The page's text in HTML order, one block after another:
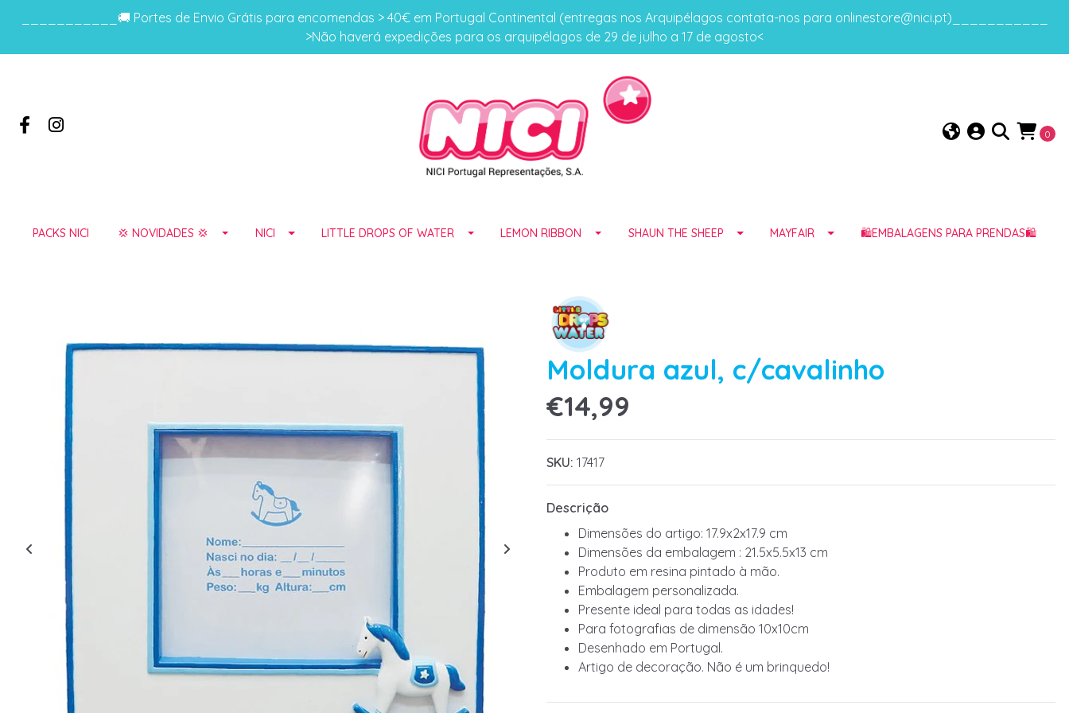
___________🚚 Portes de Envio Grátis para encomendas > 40€ em Portugal Continental (entregas nos Arquipélagos contata-nos para onlinestore@nici.pt)___________
>Não haverá expedições para os arquipélagos de 29 de julho a 17 de agosto<
0
PACKS NICI 💢 NOVIDADES 💢 NICI LITTLE DROPS OF WATER LEMON RIBBON SHAUN THE SHEEP MAYFAIR 🛍️EMBALAGENS PARA PRENDAS🛍️
Moldura azul, c/cavalinho
€14,99
SKU: 17417
Descrição
Dimensões do artigo: 17.9x2x17.9 cm
Dimensões da embalagem : 21.5x5.5x13 cm
Produto em resina pintado à mão.
Embalagem personalizada.
Presente ideal para todas as idades!
Para fotografias de dimensão 10x10cm
Desenhado em Portugal.
Artigo de decoração. Não é um brinquedo!